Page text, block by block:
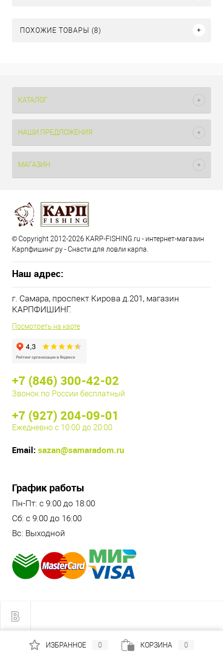
ПОХОЖИЕ ТОВАРЫ (8)
КАТАЛОГ
НАШИ ПРЕДЛОЖЕНИЯ
МАГАЗИН
© Copyright 2012-2026 KARP-FISHING.ru - интернет-магазин
Карпфишинг.ру - Снасти для ловли карпа.
Наш адрес:
г. Самара, проспект Кирова д.201, магазин
КАРПФИШИНГ.
Посмотреть на карте
+7 (846) 300-42-02
Звонок по России бесплатный
+7 (927) 204-09-01
Ежедневно с 10:00 до 20:00
Email: sazan@samaradom.ru
График работы
Пн-Пт: с 9:00 до 18:00
Сб: с 9:00 до 16:00
Вс: Выходной
ИЗБРАННОЕ 0 КОРЗИНА 0